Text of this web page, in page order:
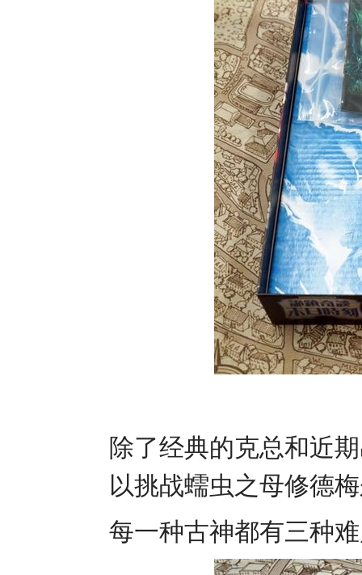
除了经典的克总和近
以挑战蠕虫之母修德
每一种古神都有三种